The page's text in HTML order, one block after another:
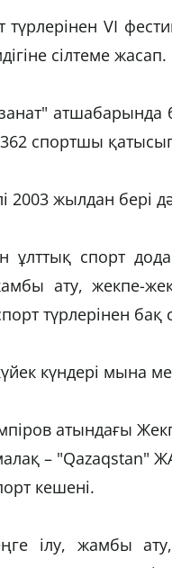
түрлерінен VI
сілтеме жасап.
атшабарында
спортшы
жылдан бері
ұлттық спорт
ату, жекпе-
түрлерінен
күндері мына
атындағы
– "Qazaqstan"
кешені.
ілу, жамбы ату,